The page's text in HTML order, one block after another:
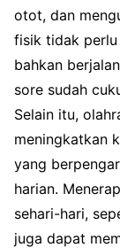
otot, dan
fisik tidak
bahkan
sore sudah
Selain itu,
meningkatkan
yang
harian.
sehari-hari,
juga dapat